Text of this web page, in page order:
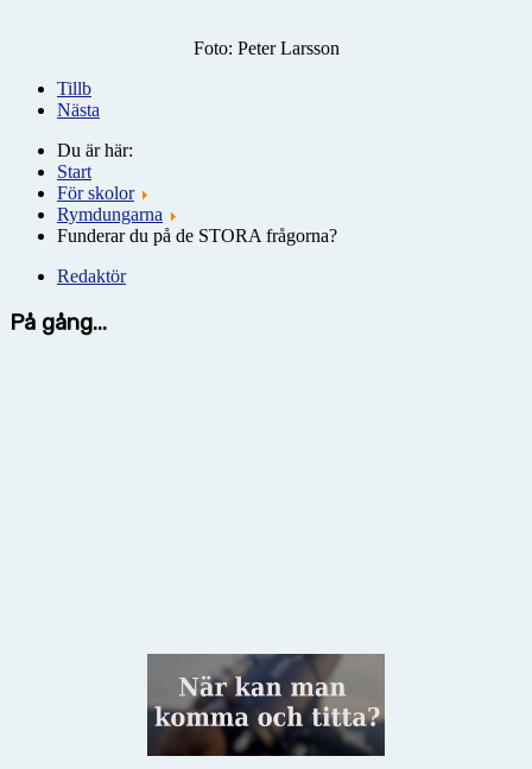
Foto: Peter Larsson
Tillb
Nästa
Du är här:
Start
För skolor
Rymdungarna
Funderar du på de STORA frågorna?
Redaktör
På gång...